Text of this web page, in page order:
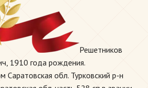
Решетников
1910 года рождения.
Саратовская обл. Турковский р-н